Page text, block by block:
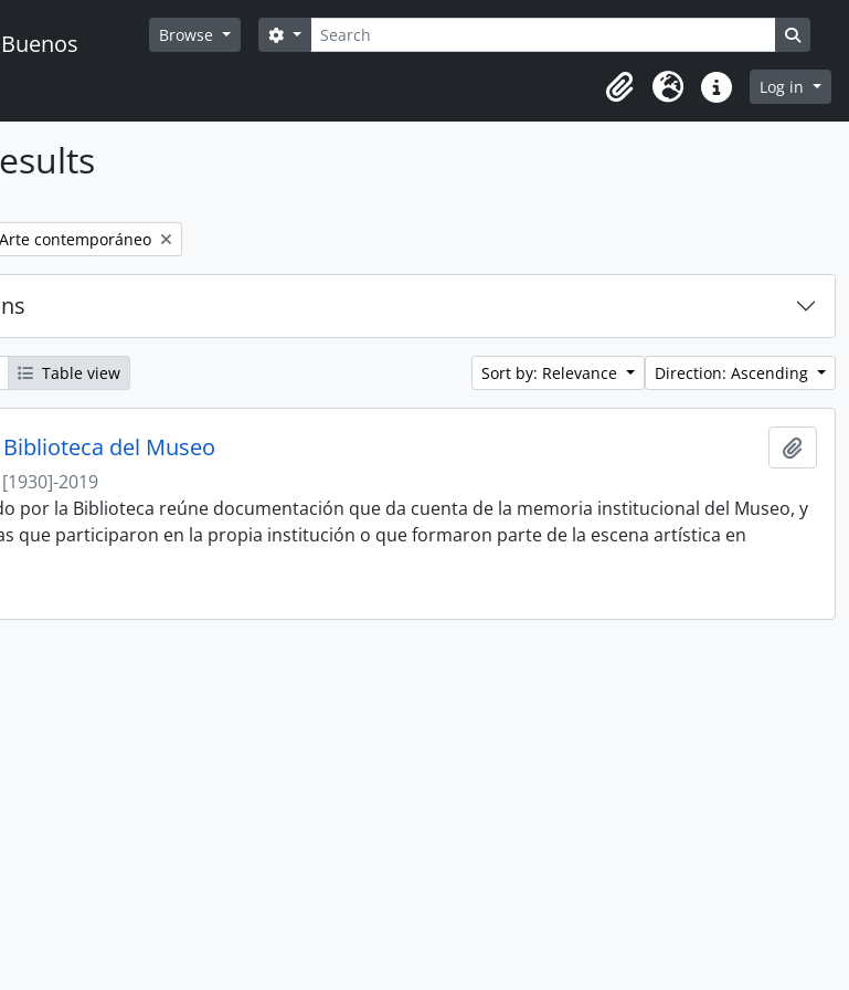
Browse Search
Search options
ClipboardLanguageQuick linksLog in
Remove filter:
Arte contemporáneo
Table view Sort by: Relevance Direction: Ascending
del Museo
[1930]-2019
por la Biblioteca reúne documentación que da cuenta de la memoria institucional del Museo, y
que participaron en la propia institución o que formaron parte de la escena artística en